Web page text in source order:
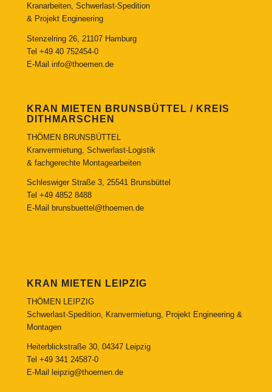
Kranarbeiten, Schwerlast-Spedition
& Projekt Engineering
Stenzelring 26, 21107 Hamburg
Tel +49 40 752454-0
E-Mail info@thoemen.de
KRAN MIETEN BRUNSBÜTTEL / KREIS
DITHMARSCHEN
THÖMEN BRUNSBÜTTEL
Kranvermietung, Schwerlast-Logistik
& fachgerechte Montagearbeiten
Schleswiger Straße 3, 25541 Brunsbüttel
Tel +49 4852 8488
E-Mail
brunsbuettel@thoemen.de
KRAN MIETEN LEIPZIG
THÖMEN LEIPZIG
Schwerlast-Spedition, Kranvermietung, Projekt Engineering &
Montagen
Heiterblickstraße 30, 04347 Leipzig
Tel +49 341 24587-0
E-Mail
leipzig@thoemen.de